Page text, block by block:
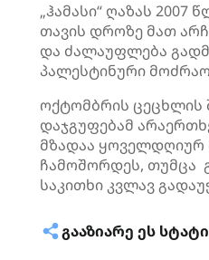
„ჰამასი“ ღაზას 2007
თავის დროზე მათ
და ძალაუფლება
პალესტინური
ოქტომბრის ცეცხლის
დაჯგუფებამ
მზადაა
ჩამოშორდეს, თუმცა
საკითხი კვლავ
ᲒᲐᲐᲖᲘᲐᲠᲔ ᲔᲡ